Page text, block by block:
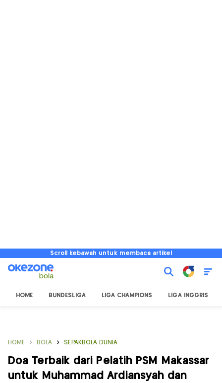
Scroll kebawah untuk membaca artikel
HOME BUNDESLIGA LIGA CHAMPIONS LIGA INGGRIS
HOME BOLA SEPAKBOLA DUNIA
Doa Terbaik dari Pelatih PSM Makassar
untuk Muhammad Ardiansyah dan